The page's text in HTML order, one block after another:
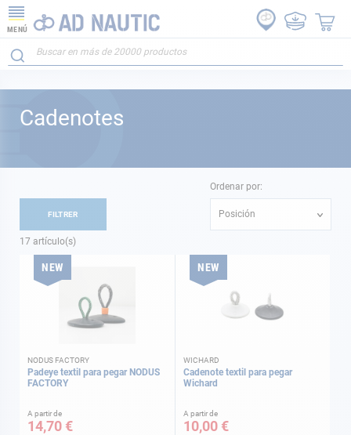
MENÚ
Cadenotes
17 artículo(s)
Ordenar por:
Posición
NEW
NODUS FACTORY
Padeye textil para pegar NODUS
FACTORY
A partir de
14,70 €
NEW
WICHARD
Cadenote textil para pegar
Wichard
A partir de
10,00 €
FILTRER